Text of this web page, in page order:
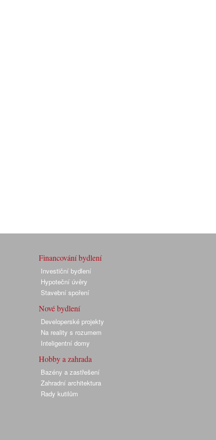
Financování bydlení
Investiční bydlení
Hypoteční úvěry
Stavební spoření
Nové bydlení
Developerské projekty
Na reality s rozumem
Inteligentní domy
Hobby a zahrada
Bazény a zastřešení
Zahradní architektura
Rady kutilům